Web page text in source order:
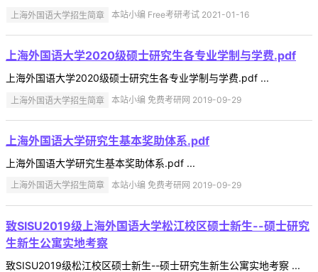
上海外国语大学招生简章 本站小编 Free考研考试 2021-01-16
上海外国语大学2020级硕士研究生各专业学制与学费.pdf
上海外国语大学2020级硕士研究生各专业学制与学费.pdf ...
上海外国语大学招生简章 本站小编 免费考研网 2019-09-29
上海外国语大学研究生基本奖助体系.pdf
上海外国语大学研究生基本奖助体系.pdf ...
上海外国语大学招生简章 本站小编 免费考研网 2019-09-29
致SISU2019级上海外国语大学松江校区硕士新生--硕士研究
生新生公寓实地考察
致SISU2019级松江校区硕士新生--硕士研究生新生公寓实地考察 ...